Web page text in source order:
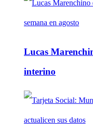
Lucas
interino